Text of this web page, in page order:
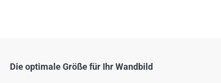
Die optimale Größe für Ihr Wandbild